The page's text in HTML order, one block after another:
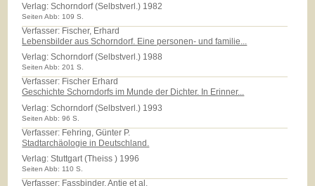
Verlag:Schorndorf (Selbstverl.) 1982
Seiten Abb: 109 S.
Verfasser: Fischer, Erhard
Lebensbilder aus Schorndorf. Eine personen- und familie...
Verlag:Schorndorf (Selbstverl.) 1988
Seiten Abb: 201 S.
Verfasser: Fischer Erhard
Geschichte Schorndorfs im Munde der Dichter. In Erinner...
Verlag:Schorndorf (Selbstverl.) 1993
Seiten Abb: 96 S.
Verfasser: Fehring, Günter P.
Stadtarchäologie in Deutschland.
Verlag:Stuttgart (Theiss ) 1996
Seiten Abb: 110 S.
Verfasser: Fassbinder, Antje et al.